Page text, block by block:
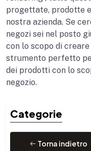
progettate, prodotte
nostra azienda. Se
negozi sei nel posto
con lo scopo di
strumento perfetto
dei prodotti con lo
negozio.
Categorie
Torna indietro